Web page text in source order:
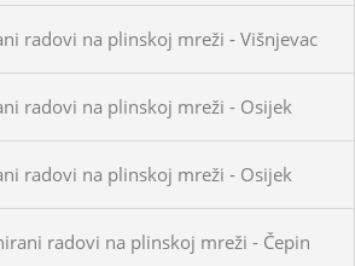
radovi na plinskoj mreži - Višnjevac
radovi na plinskoj mreži - Osijek
radovi na plinskoj mreži - Osijek
radovi na plinskoj mreži - Čepin